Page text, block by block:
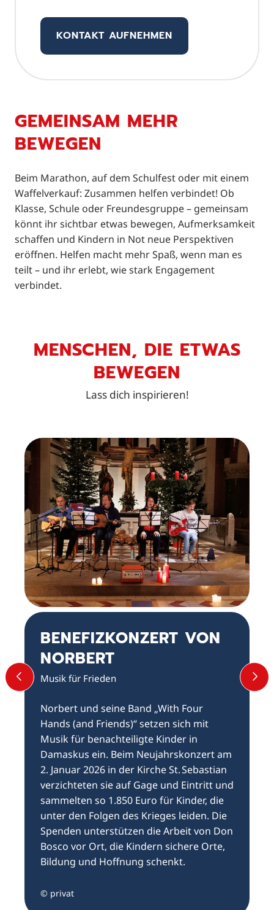
KONTAKT AUFNEHMEN
GEMEINSAM MEHR
BEWEGEN
Beim Marathon, auf dem Schulfest oder mit einem
Waffelverkauf: Zusammen helfen verbindet! Ob
Klasse, Schule oder Freundesgruppe – gemeinsam
könnt ihr sichtbar etwas bewegen, Aufmerksamkeit
schaffen und Kindern in Not neue Perspektiven
eröffnen. Helfen macht mehr Spaß, wenn man es
teilt – und ihr erlebt, wie stark Engagement
verbindet.
MENSCHEN, DIE ETWAS
BEWEGEN
Lass dich inspirieren!
VORHERIGER SLIDE
BENEFIZKONZERT VON
NORBERT
Musik für Frieden
Norbert und seine Band „With Four
Hands (and Friends)“ setzen sich mit
Musik für benachteiligte Kinder in
Damaskus ein. Beim Neujahrskonzert am
2. Januar 2026 in der Kirche St. Sebastian
verzichteten sie auf Gage und Eintritt und
sammelten so 1.850 Euro für Kinder, die
unter den Folgen des Krieges leiden. Die
Spenden unterstützen die Arbeit von Don
Bosco vor Ort, die Kindern sichere Orte,
Bildung und Hoffnung schenkt.
© privat